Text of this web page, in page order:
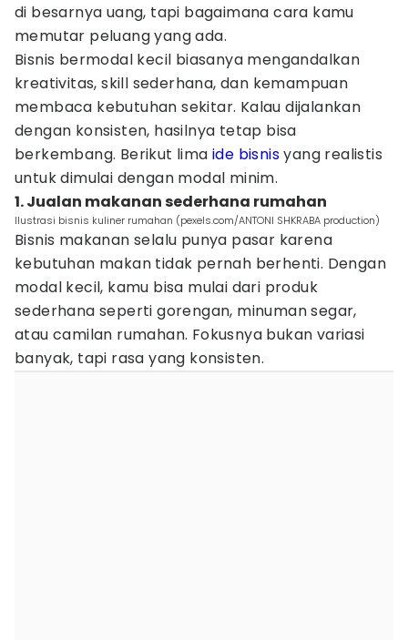
di besarnya uang, tapi bagaimana cara kamu
memutar peluang yang ada.
Bisnis bermodal kecil biasanya mengandalkan
kreativitas, skill sederhana, dan kemampuan
membaca kebutuhan sekitar. Kalau dijalankan
dengan konsisten, hasilnya tetap bisa
berkembang. Berikut lima ide bisnisyang realistis
untuk dimulai dengan modal minim.
1. Jualan makanan sederhana rumahan
Ilustrasi bisnis kuliner rumahan (pexels.com/ANTONI SHKRABA production)
Bisnis makanan selalu punya pasar karena
kebutuhan makan tidak pernah berhenti. Dengan
modal kecil, kamu bisa mulai dari produk
sederhana seperti gorengan, minuman segar,
atau camilan rumahan. Fokusnya bukan variasi
banyak, tapi rasa yang konsisten.